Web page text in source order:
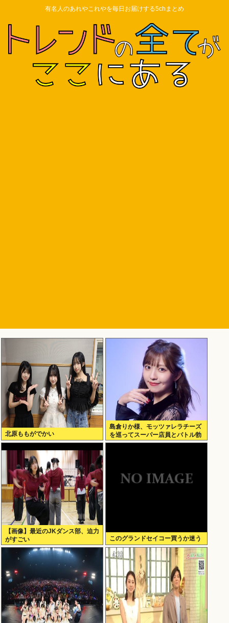
有名人のあれやこれやを毎日お届けする5chまとめ
北原ももがでかい
島倉りか様、モッツァレラチーズ
を巡ってスーパー店員とバトル勃
発ｗｗｗ
【画像】最近のJKダンス部、迫力
がすごい
このグランドセイコー買うか迷う